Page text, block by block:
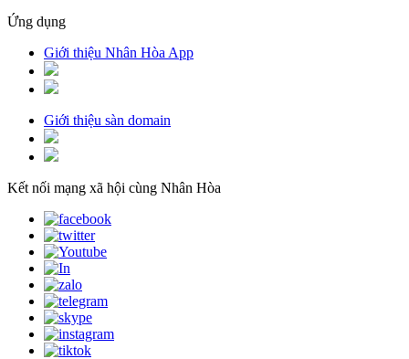
Ứng dụng
Giới thiệu Nhân Hòa App
Giới thiệu sàn domain
Kết nối mạng xã hội cùng Nhân Hòa